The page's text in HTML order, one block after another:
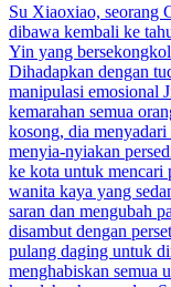
Su Xiaoxiao, seorang
dibawa kembali ke
Yin yang
Dihadapkan dengan
manipulasi emosional
kemarahan semua
kosong, dia
menyia-nyiakan
ke kota untuk mencari
wanita kaya yang
saran dan mengubah
disambut dengan
pulang daging untuk
menghabiskan semua